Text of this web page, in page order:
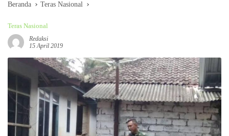
Beranda Teras Nasional
Teras Nasional
Redaksi
15 April 2019